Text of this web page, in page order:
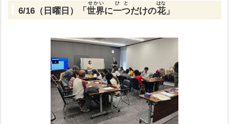
6/16（日曜日）「世界
せかい
に一つ
ひと
だけの花
はな
」